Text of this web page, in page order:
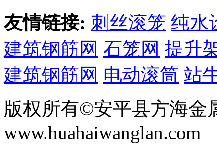
友情链接: 刺丝滚笼 纯水
建筑钢筋网 石笼网 提升
建筑钢筋网 电动滚筒 站
版权所有©安平县方海金
www.huahaiwanglan.com